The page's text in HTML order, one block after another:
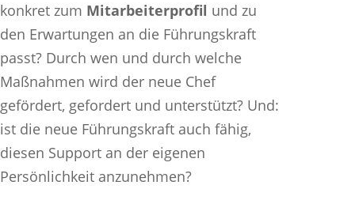
konkret zum Mitarbeiterprofil und zu
den Erwartungen an die Führungskraft
passt? Durch wen und durch welche
Maßnahmen wird der neue Chef
gefördert, gefordert und unterstützt? Und:
ist die neue Führungskraft auch fähig,
diesen Support an der eigenen
Persönlichkeit anzunehmen?